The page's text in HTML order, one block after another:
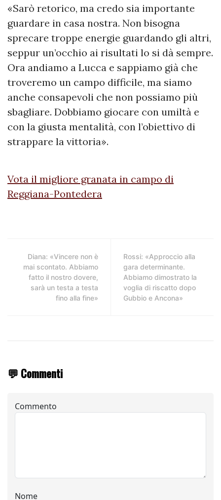
«Sarò retorico, ma credo sia importante
guardare in casa nostra. Non bisogna
sprecare troppe energie guardando gli altri,
seppur un’occhio ai risultati lo si dà sempre.
Ora andiamo a Lucca e sappiamo già che
troveremo un campo difficile, ma siamo
anche consapevoli che non possiamo più
sbagliare. Dobbiamo giocare con umiltà e
con la giusta mentalità, con l’obiettivo di
strappare la vittoria».
Vota il migliore granata in campo di
Reggiana-Pontedera
Diana: «Vincere non è
mai scontato. Abbiamo
fatto il nostro dovere,
sarà un testa a testa
fino alla fine»
Rossi: «Approccio alla
gara determinante.
Abbiamo dimostrato la
voglia di riscatto dopo
Gubbio e Ancona»
💬 Commenti